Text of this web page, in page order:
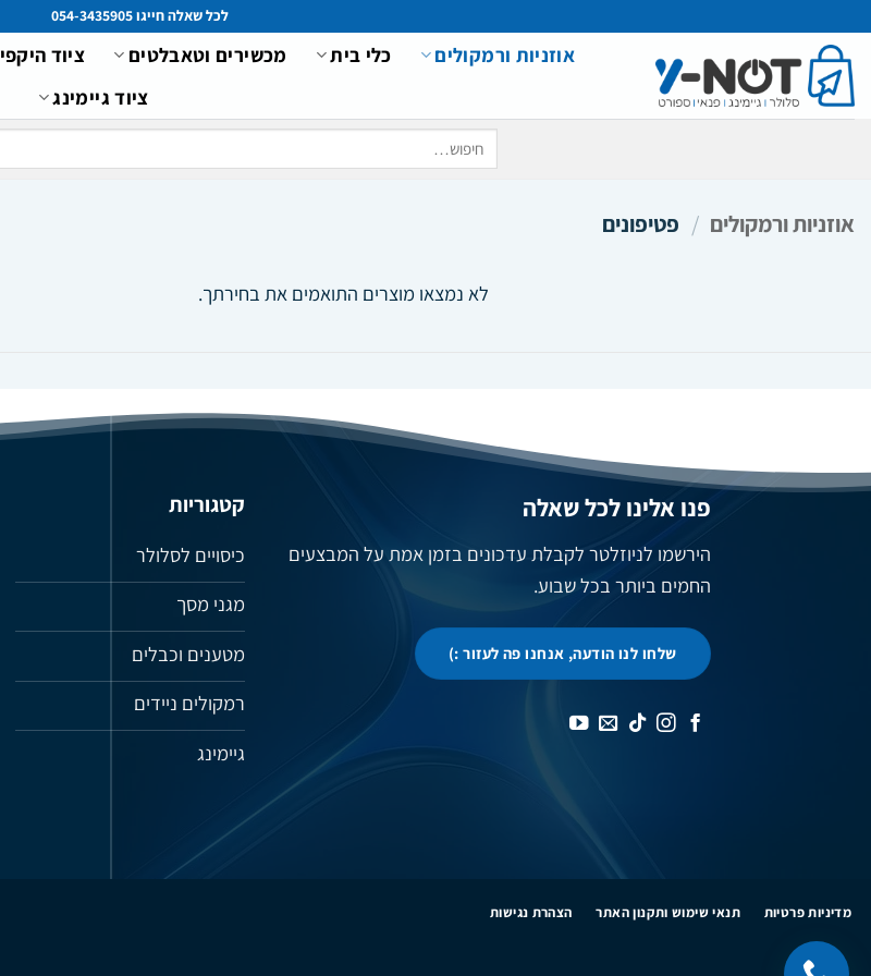
content
לכל שאלה חייגו 054-3435905
אוזניות ורמקולים כלי בית מכשירים וטאבלטים ציוד היקפי
ציוד גיימינג
עבור:
אוזניות ורמקולים / פטיפונים
לא נמצאו מוצרים התואמים את בחירתך.
פנו אלינו לכל שאלה
הירשמו לניוזלטר לקבלת עדכונים בזמן אמת על המבצעים
החמים ביותר בכל שבוע.
שלחו לנו הודעה, אנחנו פה לעזור :)
קטגוריות
כיסויים לסלולר
מגני מסך
מטענים וכבלים
רמקולים ניידים
גיימינג
מדיניות פרטיות תנאי שימוש ותקנון האתר הצהרת נגישות